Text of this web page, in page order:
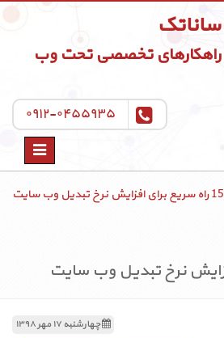
ساناتک
راهکارهای تخصصی تحت وب
۰۹۱۲-۰۴۵۵۹۳۵
Toggle
15 راه سریع برای افزایش نرخ تبدیل وب سایت
چهارشنبه ۱۷ مهر ۱۳۹۸